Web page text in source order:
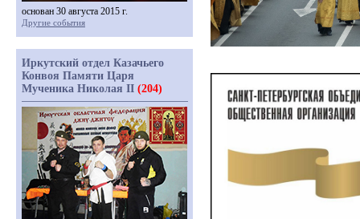
основан 30 августа 2015 г.
Другие события
Иркутский отдел Казачьего
Конвоя Памяти Царя
Мученика Николая II (204)